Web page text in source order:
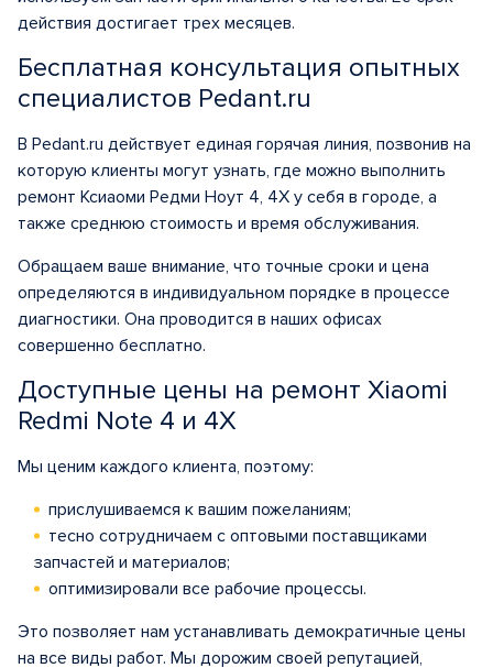
действия достигает трех месяцев.
Бесплатная консультация опытных
специалистов Pedant.ru
В Pedant.ru действует единая горячая линия, позвонив на
которую клиенты могут узнать, где можно выполнить
ремонт Ксиаоми Редми Ноут 4, 4Х у себя в городе, а
также среднюю стоимость и время обслуживания.
Обращаем ваше внимание, что точные сроки и цена
определяются в индивидуальном порядке в процессе
диагностики. Она проводится в наших офисах
совершенно бесплатно.
Доступные цены на ремонт Xiaomi
Redmi Note 4 и 4X
Мы ценим каждого клиента, поэтому:
прислушиваемся к вашим пожеланиям;
тесно сотрудничаем с оптовыми поставщиками
запчастей и материалов;
оптимизировали все рабочие процессы.
Это позволяет нам устанавливать демократичные цены
на все виды работ. Мы дорожим своей репутацией,